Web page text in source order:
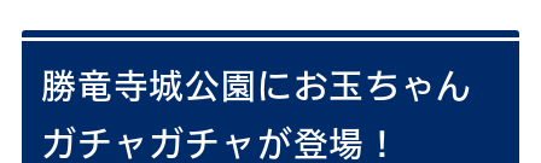
勝竜寺城公園にお玉ちゃん
ガチャガチャが登場！